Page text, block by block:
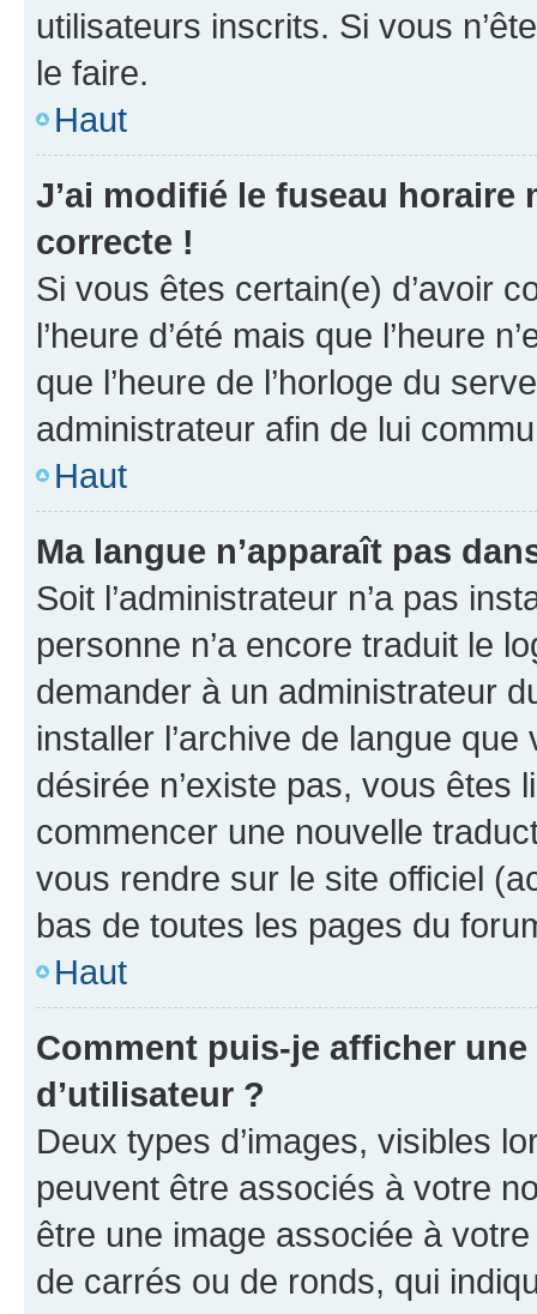
utilisateurs inscrits. Si vous
le faire.
Haut
J’ai modifié le fuseau horaire
correcte !
Si vous êtes certain(e) d’avoir
l’heure d’été mais que l’heure
que l’heure de l’horloge du
administrateur afin de lui
Haut
Ma langue n’apparaît pas
Soit l’administrateur n’a pas
personne n’a encore traduit le
demander à un administrateur
installer l’archive de langue
désirée n’existe pas, vous êtes
commencer une nouvelle
vous rendre sur le site officiel
bas de toutes les pages du
Haut
Comment puis-je afficher
d’utilisateur ?
Deux types d’images, visibles
peuvent être associés à votre
être une image associée à
de carrés ou de ronds, qui